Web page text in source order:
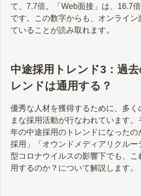
て、7.7倍。「Web面接」は、16.7
です。この数字からも、オンライン
ていることが読み取れます。
中途採用トレンド3：過
レンドは通用する？
優秀な人材を獲得するために、多く
まな採用活動が行なわれています
年の中途採用のトレンドになったの
採用」「オウンドメディアリクルー
型コロナウイルスの影響下でも、こ
用するのか？について解説します。